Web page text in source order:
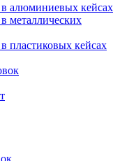
алюминиевых кейсах
металлических
пластиковых кейсах